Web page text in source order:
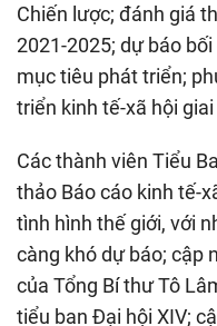
Chiến lược; đánh giá
2021-2025; dự báo
mục tiêu phát triển;
triển kinh tế-xã hội
Các thành viên Tiểu
thảo Báo cáo kinh tế-
tình hình thế giới, với
càng khó dự báo; cập
của Tổng Bí thư Tô
tiểu ban Đại hội XIV;